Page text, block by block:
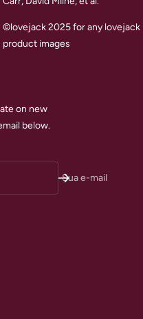
©lovejack 2025 for any lovejack
product images
on new
below.
Sua e-mail